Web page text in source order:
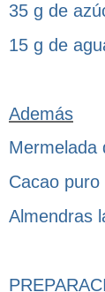
35 g de
15 g de
Además
Mermelada
Cacao puro
Almendras